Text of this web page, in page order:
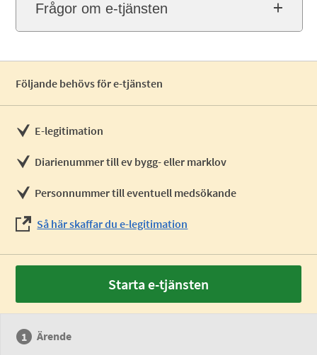
Frågor om e-tjänsten
Följande behövs för e-tjänsten
E-legitimation
Diarienummer till ev bygg- eller marklov
Personnummer till eventuell medsökande
Så här skaffar du e-legitimation
Starta e-tjänsten
Ärende